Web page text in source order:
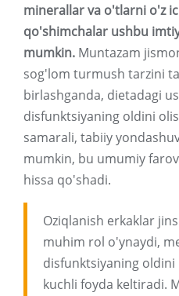
minerallar va o'tlarni o'z
qo'shimchalar ushbu
mumkin. Muntazam
sog'lom turmush tarzini
birlashganda, dietadagi
disfunktsiyaning oldini
samarali, tabiiy
mumkin, bu umumiy
hissa qo'shadi.
Oziqlanish erkaklar
muhim rol o'ynaydi,
disfunktsiyaning
kuchli foyda keltiradi.